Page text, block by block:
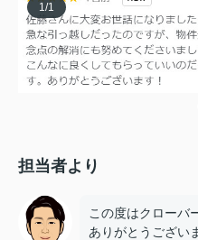
1/1
担当者より
この度はクローバ
ありがとうござい